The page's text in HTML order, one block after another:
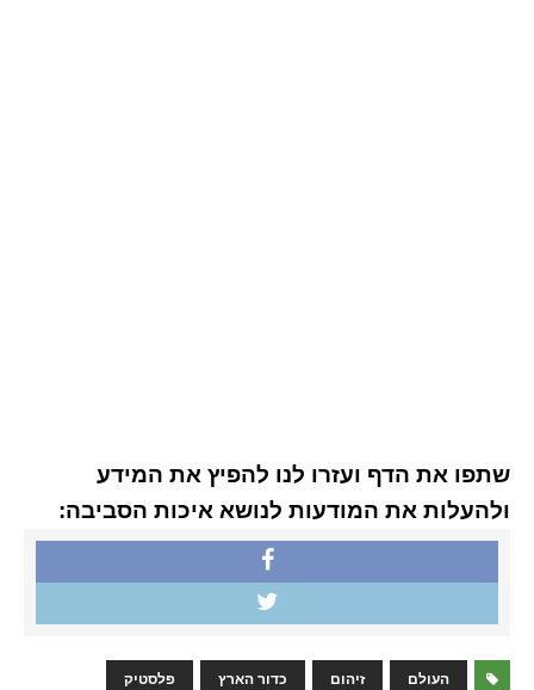
שתפו את הדף ועזרו לנו להפיץ את המידע
ולהעלות את המודעות לנושא איכות הסביבה:
העולם זיהום כדור הארץ פלסטיק